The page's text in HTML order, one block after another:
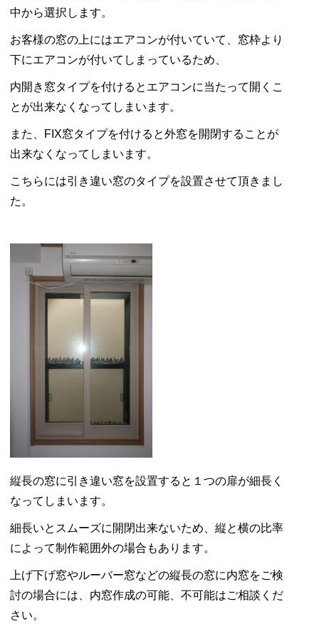
中から選択します。
お客様の窓の上にはエアコンが付いていて、窓枠より
下にエアコンが付いてしまっているため、
内開き窓タイプを付けるとエアコンに当たって開くこ
とが出来なくなってしまいます。
また、FIX窓タイプを付けると外窓を開閉することが
出来なくなってしまいます。
こちらには引き違い窓のタイプを設置させて頂きまし
た。
縦長の窓に引き違い窓を設置すると１つの扉が細長く
なってしまいます。
細長いとスムーズに開閉出来ないため、縦と横の比率
によって制作範囲外の場合もあります。
上げ下げ窓やルーバー窓などの縦長の窓に内窓をご検
討の場合には、内窓作成の可能、不可能はご相談くだ
さい。